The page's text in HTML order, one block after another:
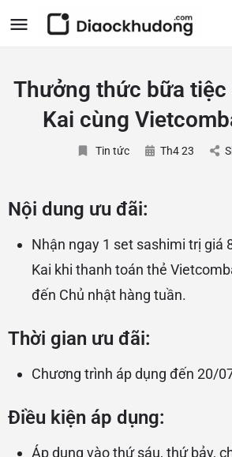
Thưởng thức bữa tiệc
Kai cùng
Tin tức Th4 23
Nội dung ưu đãi:
​Nhận ngay 1 set sashimi trị giá
Kai khi thanh toán thẻ
đến Chủ nhật hàng tuần.
Thời gian ưu đãi:
Chương trình áp dụng đến 20/
Điều kiện áp dụng:
Áp dụng vào thứ sáu, thứ bảy,